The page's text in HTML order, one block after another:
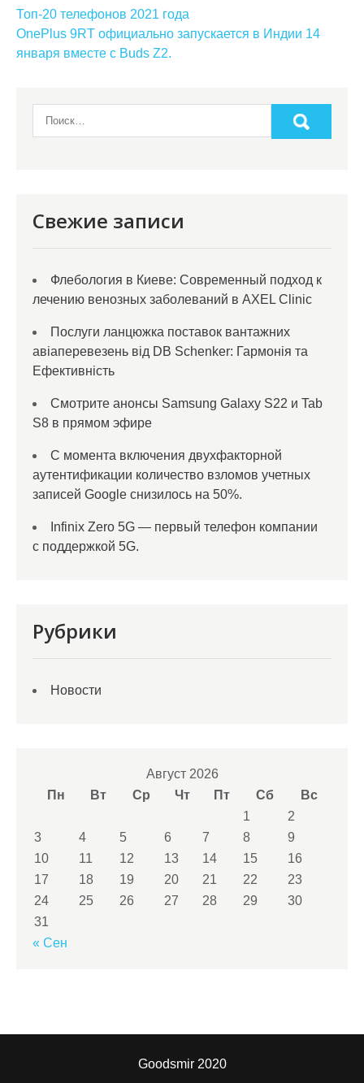
Навигация
по
записям
Топ-20 телефонов 2021 года
OnePlus 9RT официально запускается в Индии 14
января вместе с Buds Z2.
Свежие записи
Флебология в Киеве: Современный подход к
лечению венозных заболеваний в AXEL Clinic
Послуги ланцюжка поставок вантажних
авіаперевезень від DB Schenker: Гармонія та
Ефективність
Смотрите анонсы Samsung Galaxy S22 и Tab
S8 в прямом эфире
С момента включения двухфакторной
аутентификации количество взломов учетных
записей Google снизилось на 50%.
Infinix Zero 5G — первый телефон компании
с поддержкой 5G.
Рубрики
Новости
Август 2026
Пн
Вт Ср Чт Пт Сб
Вс
1
2
3
4 5 6 7 8
9
10
11 12 13 14 15
16
17
18 19 20 21 22
23
24
25 26 27 28 29
30
31
« Сен
Goodsmir 2020